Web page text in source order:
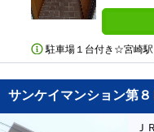
駐車場１台付き☆宮崎駅
サンケイマンション第
Ｊ